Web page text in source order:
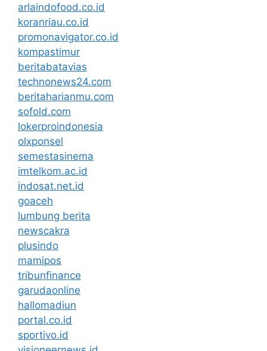
arlaindofood.co.id
koranriau.co.id
promonavigator.co.id
kompastimur
beritabatavias
technonews24.com
beritaharianmu.com
sofold.com
lokerproindonesia
olxponsel
semestasinema
imtelkom.ac.id
indosat.net.id
goaceh
lumbung berita
newscakra
plusindo
mamipos
tribunfinance
garudaonline
hallomadiun
portal.co.id
sportivo.id